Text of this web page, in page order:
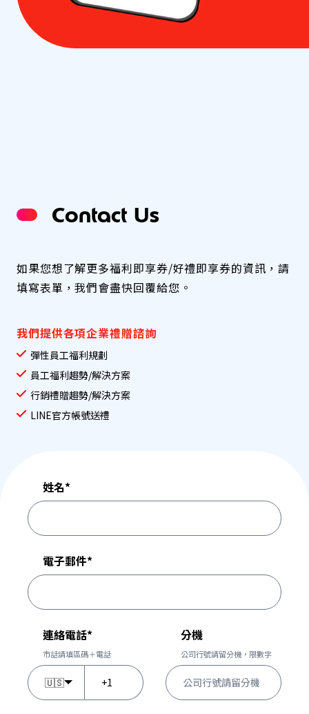
Contact Us
如果您想了解更多福利即享券/好禮即享券的資訊，請
填寫表單，我們會盡快回覆給您。
我們提供各項企業禮贈諮詢
彈性員工福利規劃
員工福利趨勢/解決方案
行銷禮贈趨勢/解決方案
LINE官方帳號送禮
姓名*
電子郵件*
連絡電話*
市話請填區碼＋電話
🇺🇸
分機
公司行號請留分機，限數字